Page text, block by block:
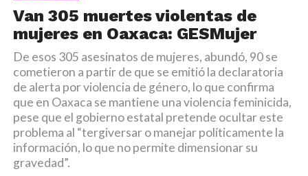
Van 305 muertes violentas de
mujeres en Oaxaca: GESMujer
De esos 305 asesinatos de mujeres, abundó, 90 se
cometieron a partir de que se emitió la declaratoria
de alerta por violencia de género, lo que confirma
que en Oaxaca se mantiene una violencia feminicida,
pese que el gobierno estatal pretende ocultar este
problema al “tergiversar o manejar políticamente la
información, lo que no permite dimensionar su
gravedad”.